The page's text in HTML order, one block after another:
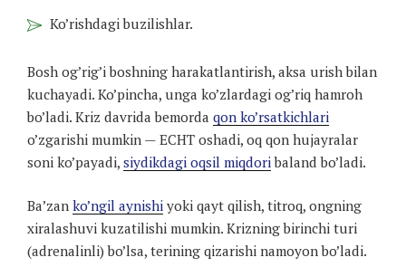
Ko’rishdagi buzilishlar.
Bosh og’rig’i boshning harakatlantirish, aksa urish bilan
kuchayadi. Ko’pincha, unga ko’zlardagi og’riq hamroh
bo’ladi. Kriz davrida bemorda qon ko’rsatkichlari
o’zgarishi mumkin — ECHT oshadi, oq qon hujayralar
soni ko’payadi, siydikdagi oqsil miqdoribaland bo’ladi.
Ba’zan ko’ngil aynishi yoki qayt qilish, titroq, ongning
xiralashuvi kuzatilishi mumkin. Krizning birinchi turi
(adrenalinli) bo’lsa, terining qizarishi namoyon bo’ladi.